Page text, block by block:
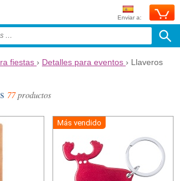
Enviar a:
fiestas › Detalles para eventos › Llaveros
77productos
Más vendido